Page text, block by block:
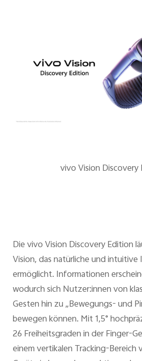
vivo Vision Discovery
Die vivo Vision Discovery Edition
Vision, das natürliche und
ermöglicht. Informationen
wodurch sich Nutzer:innen von
Gesten hin zu „Bewegungs- und
bewegen können. Mit 1,5°
26 Freiheitsgraden in der Finger-
einem vertikalen Tracking-Bereich